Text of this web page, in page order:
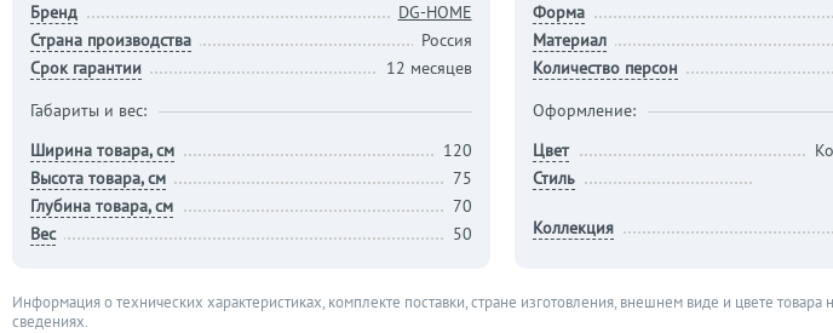
Бренд
DG-HOME
Страна производства
Россия
Срок гарантии
12 месяцев
Габариты и вес:
Ширина товара, см
120
Высота товара, см
75
Глубина товара, см
70
Вес
50
Форма
Материал
Количество персон
Оформление:
Цвет
Стиль
Коллекция
Информация о технических характеристиках, комплекте поставки, стране изготовления, внешнем виде и цвете
сведениях.